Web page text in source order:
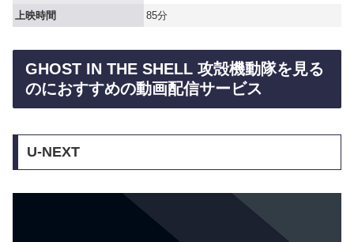
上映時間
85分
GHOST IN THE SHELL 攻殻機動隊を見る
のにおすすめの動画配信サービス
U-NEXT